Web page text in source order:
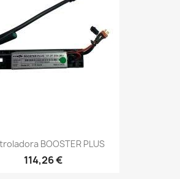
BOOSTER PLUS
114,26 €